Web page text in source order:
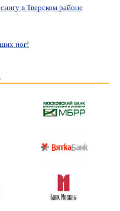
в Тверском районе
ног!